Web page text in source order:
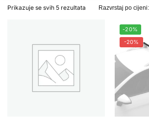
Prikazuje se svih 5 rezultata
-20%
-20%